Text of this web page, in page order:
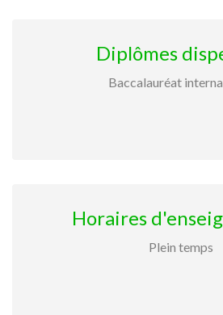
Diplômes
Baccalauréat
Horaires
Plein temps